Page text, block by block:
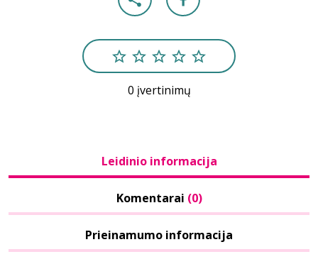
0 įvertinimų
Leidinio informacija
Komentarai (0)
Prieinamumo informacija